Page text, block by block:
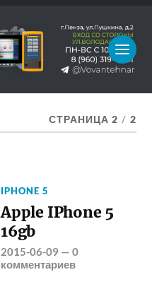
СТРАНИЦА 2 / 2
IPHONE 5
Apple IPhone 5
16gb
2015-06-09 —0
комментариев